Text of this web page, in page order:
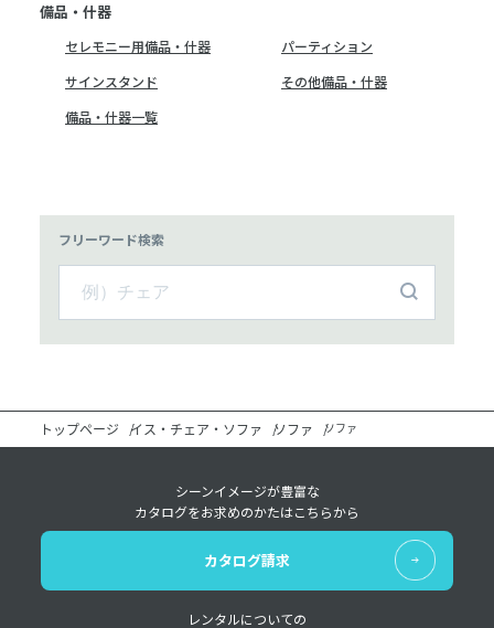
備品・什器
セレモニー用備品・什器
パーティション
サインスタンド
その他備品・什器
備品・什器一覧
フリーワード検索
トップページ イス・チェア・ソファ ソファ ソファ
シーンイメージが豊富な
カタログをお求めのかたはこちらから
カタログ請求
レンタルについての